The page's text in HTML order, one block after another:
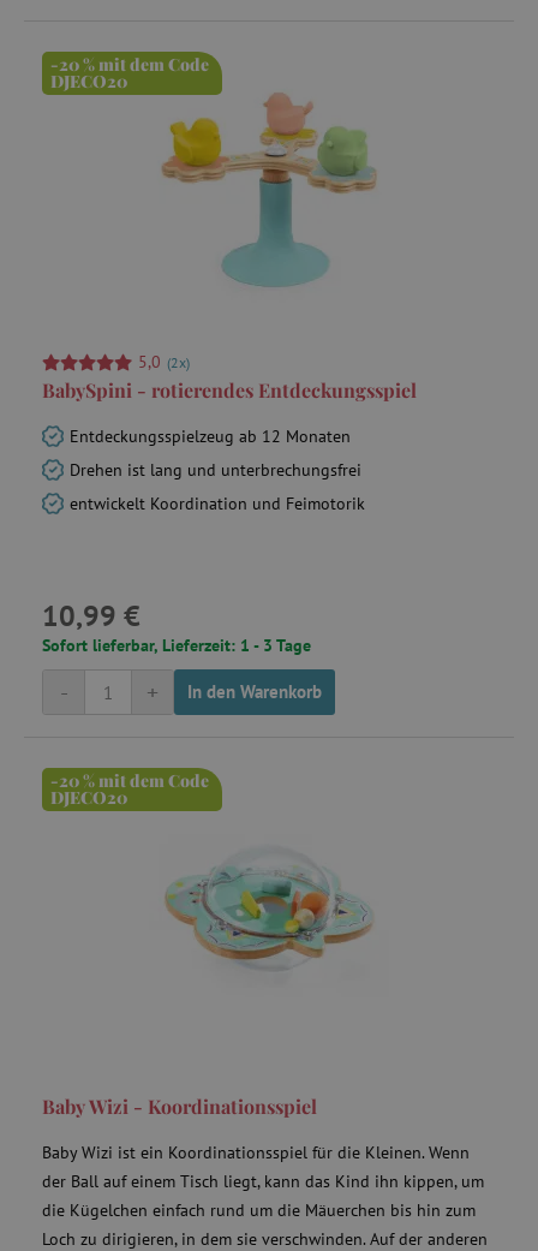
-20 % mit dem Code
DJECO20
5,0 (2x)
BabySpini - rotierendes Entdeckungsspiel
Entdeckungsspielzeug ab 12 Monaten
Drehen ist lang und unterbrechungsfrei
entwickelt Koordination und Feimotorik
10,99 €
Sofort lieferbar, Lieferzeit: 1 - 3 Tage
+
- In den Warenkorb
-20 % mit dem Code
DJECO20
Baby Wizi - Koordinationsspiel
Baby Wizi ist ein Koordinationsspiel für die Kleinen. Wenn
der Ball auf einem Tisch liegt, kann das Kind ihn kippen, um
die Kügelchen einfach rund um die Mäuerchen bis hin zum
Loch zu dirigieren, in dem sie verschwinden. Auf der anderen